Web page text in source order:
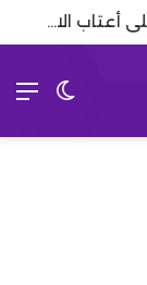
الهلال يودع حارسه الشاب.. أبو راسين على أعتاب الاحتراف الأوروبي